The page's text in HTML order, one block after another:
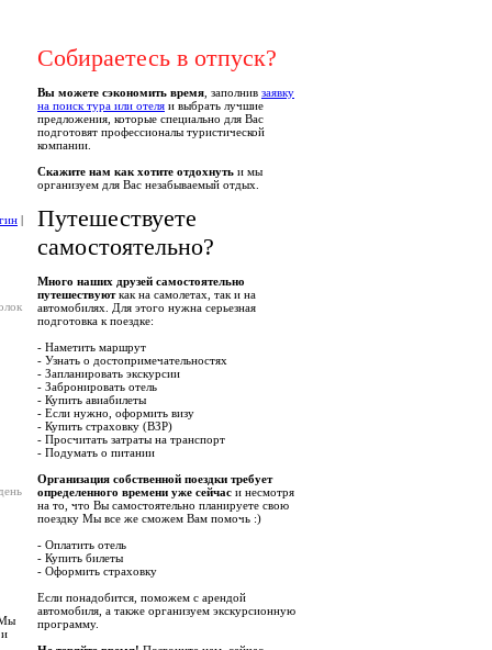
|
Мы
Собираетесь в отпуск?
Вы можете сэкономить время , заполнив заявку
на поиск тура или отеля и выбрать лучшие
предложения, которые специально для Вас
подготовят профессионалы туристической
компании.
Скажите нам как хотите отдохнуть и мы
организуем для Вас незабываемый отдых.
Путешествуете
самостоятельно?
Много наших друзей самостоятельно
путешествуюткак на самолетах, так и на
автомобилях. Для этого нужна серьезная
подготовка к поездке:
- Наметить маршрут
- Узнать о достопримечательностях
- Запланировать экскурсии
- Забронировать отель
- Купить авиабилеты
- Если нужно, оформить визу
- Купить страховку (ВЗР)
- Просчитать затраты на транспорт
- Подумать о питании
Организация собственной поездки требует
определенного времени уже сейчас и несмотря
на то, что Вы самостоятельно планируете свою
поездку Мы все же сможем Вам помочь :)
- Оплатить отель
- Купить билеты
- Оформить страховку
Если понадобится, поможем с арендой
автомобиля, а также организуем экскурсионную
программу.